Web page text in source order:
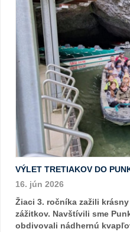
VÝLET TRETIAKOV DO
16. jún 2026
Žiaci 3. ročníka zažili
zážitkov. Navštívili sme
obdivovali nádhernú